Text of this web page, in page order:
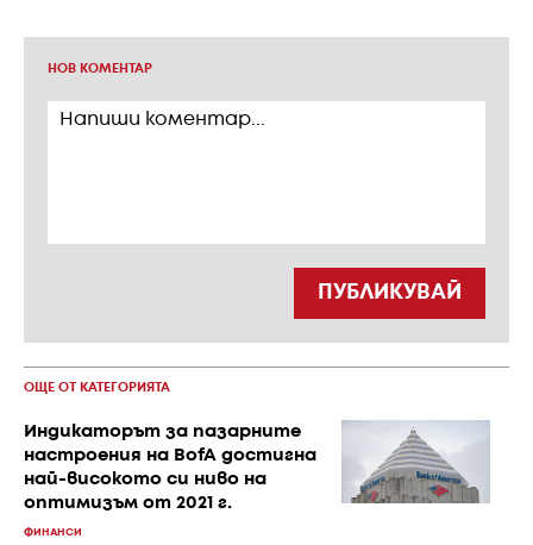
НОВ КОМЕНТАР
ПУБЛИКУВАЙ
ОЩЕ ОТ КАТЕГОРИЯТА
Индикаторът за пазарните
настроения на BofA достигна
най-високото си ниво на
оптимизъм от 2021 г.
ФИНАНСИ